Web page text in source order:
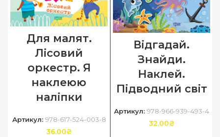
Для малят.
Лісовий
оркестр. Я
наклеюю
наліпки
Артикул: 978-617-524-003-8
36.00₴
Відгадай.
Знайди.
Наклей.
Підводний світ
Артикул: 978-966-939-493-4
32.00₴